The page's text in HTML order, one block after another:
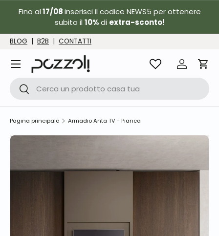
Passa ai contenuti
Fino al17/08inserisci il codice NEWS5 per ottenere
subito il 10%di extra-sconto!
BLOG | B2B | CONTATTI
Cerca
Cerca
Accedi
Menu
Pagina principale Armadio Anta TV - Pianca